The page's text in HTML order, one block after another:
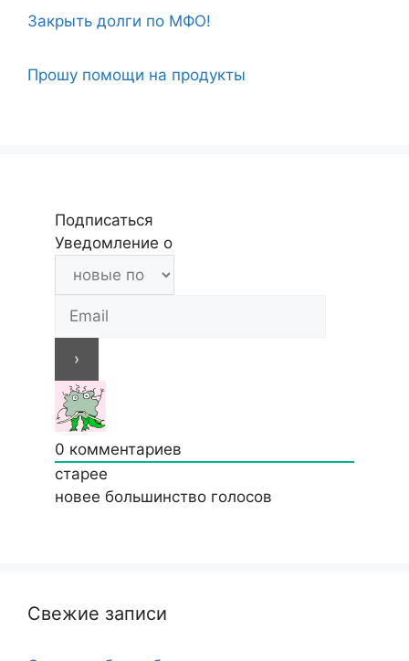
Закрыть долги по МФО!
Прошу помощи на продукты
Подписаться
Уведомление о
0 комментариев
старее
новее большинство голосов
Свежие записи